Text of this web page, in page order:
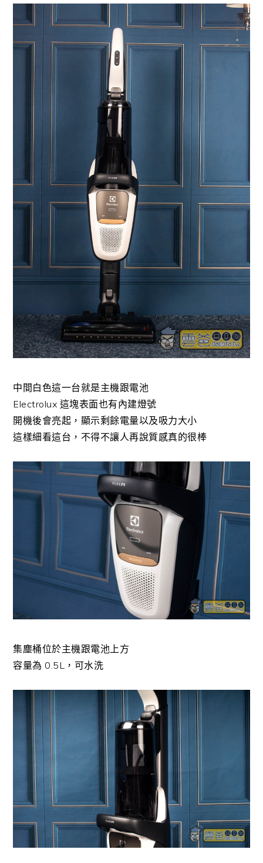
中間白色這一台就是主機跟電池
Electrolux 這塊表面也有內建燈號
開機後會亮起，顯示剩餘電量以及吸力大小
這樣細看這台，不得不讓人再說質感真的很棒
集塵桶位於主機跟電池上方
容量為 0.5L，可水洗